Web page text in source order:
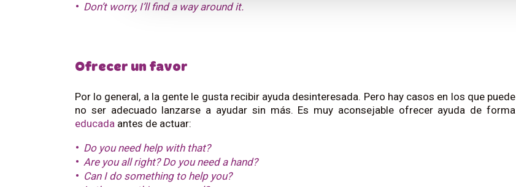
Don’t worry, I’ll find a way around it.
Ofrecer un favor
Por lo general, a la gente le gusta recibir ayuda desinteresada. Pero hay casos en los que puede
no ser adecuado lanzarse a ayudar sin más. Es muy aconsejable ofrecer ayuda de forma
educada antes de actuar:
Do you need help with that?
Are you all right? Do you need a hand?
Can I do something to help you?